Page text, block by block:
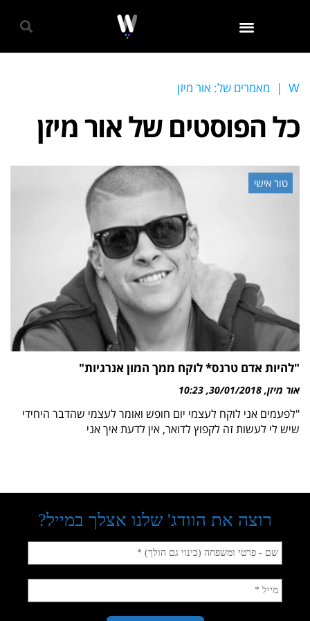
W
| מאמרים של: אור מיזן
כל הפוסטים שלאור מיזן
טור אישי
"להיות אדם טרנס* לוקח ממך המון אנרגיות"
אור מיזן 30/01/2018
10:23
"לפעמים אני לוקח לעצמי יום חופש ואומר לעצמי שהדבר היחידי
שיש לי לעשות זה לקפוץ לדואר, אין לדעת איך אני